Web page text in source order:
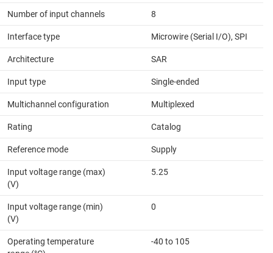
Number of input channels 8
Interface type Microwire (Serial I/O), SPI
Architecture SAR
Input type Single-ended
Multichannel configuration Multiplexed
Rating Catalog
Reference mode Supply
Input voltage range (max)
(V)
5.25
Input voltage range (min)
(V)
0
Operating temperature
-40 to 105